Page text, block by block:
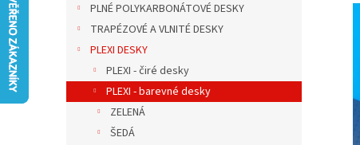
a
n
PLNÉ POLYKARBONÁTOVÉ DESKY
TRAPÉZOVÉ A VLNITÉ DESKY
PLEXI DESKY
PLEXI - čiré desky
PLEXI - barevné desky
ZELENÁ
ŠEDÁ